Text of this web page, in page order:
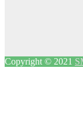
Copyright © 2021